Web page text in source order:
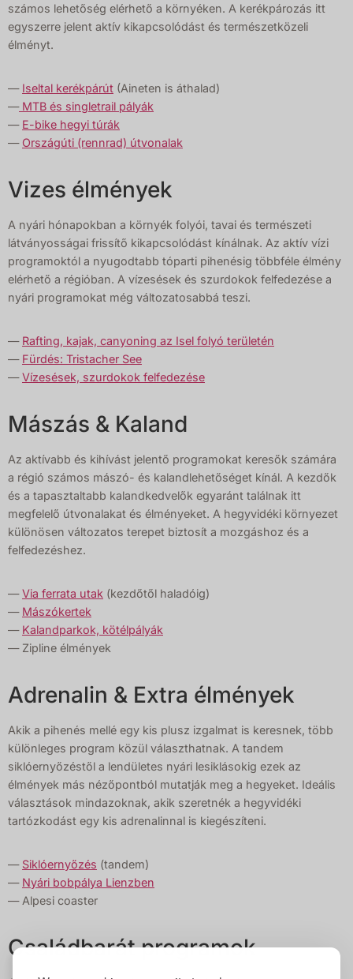
számos lehetőség elérhető a környéken. A kerékpározás itt
egyszerre jelent aktív kikapcsolódást és természetközeli
élményt.
— Iseltal kerékpárút (Aineten is áthalad)
—MTB és singletrail pályák
— E-bike hegyi túrák
— Országúti (rennrad) útvonalak
Vizes élmények
A nyári hónapokban a környék folyói, tavai és természeti
látványosságai frissítő kikapcsolódást kínálnak. Az aktív vízi
programoktól a nyugodtabb tóparti pihenésig többféle élmény
elérhető a régióban. A vízesések és szurdokok felfedezése a
nyári programokat még változatosabbá teszi.
— Rafting, kajak, canyoning az Isel folyó területén
— Fürdés: Tristacher See
—Vízesések, szurdokok felfedezése
Mászás & Kaland
Az aktívabb és kihívást jelentő programokat keresők számára
a régió számos mászó- és kalandlehetőséget kínál. A kezdők
és a tapasztaltabb kalandkedvelők egyaránt találnak itt
megfelelő útvonalakat és élményeket. A hegyvidéki környezet
különösen változatos terepet biztosít a mozgáshoz és a
felfedezéshez.
—Via ferrata utak (kezdőtől haladóig)
— Mászókertek
— Kalandparkok, kötélpályák
— Zipline élmények
Adrenalin & Extra élmények
Akik a pihenés mellé egy kis plusz izgalmat is keresnek, több
különleges program közül választhatnak. A tandem
siklóernyőzéstől a lendületes nyári lesiklásokig ezek az
élmények más nézőpontból mutatják meg a hegyeket. Ideális
választások mindazoknak, akik szeretnék a hegyvidéki
tartózkodást egy kis adrenalinnal is kiegészíteni.
— Siklóernyőzés (tandem)
— Nyári bobpálya Lienzben
— Alpesi coaster
Családbarát programok